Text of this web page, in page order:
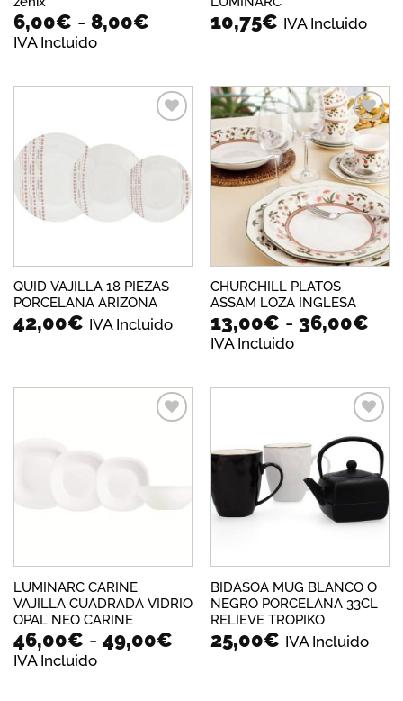
6,00€ - 8,00€Rango
6,00€
hasta
IVA Incluido
10,75€ IVA Incluido
lista de
deseos
QUID VAJILLA 18 PIEZAS
PORCELANA ARIZONA
42,00€ IVA Incluido
Añadir
a la
lista de
deseos
CHURCHILL PLATOS
ASSAM LOZA INGLESA
13,00€ - 36,00€
IVA Incluido
LUMINARC CARINE
VAJILLA CUADRADA VIDRIO
OPAL NEO CARINE
46,00€ - 49,00€Rango
IVA Incluido
Añadir
lista de
deseos
BIDASOA MUG BLANCO O
NEGRO PORCELANA 33CL
RELIEVE TROPIKO
25,00€ IVA Incluido